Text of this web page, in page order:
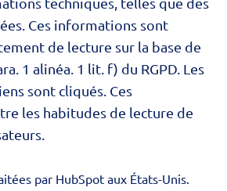
Ces informations sont
de lecture sur la base de
1 alinéa. 1 lit. f) du RGPD. Les
sont cliqués. Ces
les habitudes de lecture de
par HubSpot aux États-Unis.